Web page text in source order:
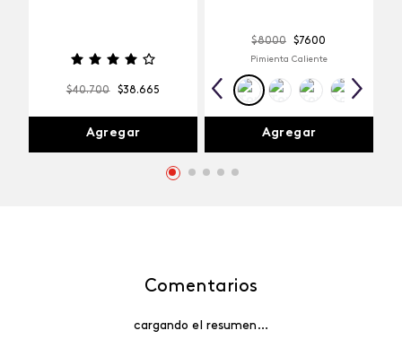
$40.700 $38.665
Agregar
$8000 $7600
Pimienta Caliente
Agregar
Comentarios
cargando el resumen…